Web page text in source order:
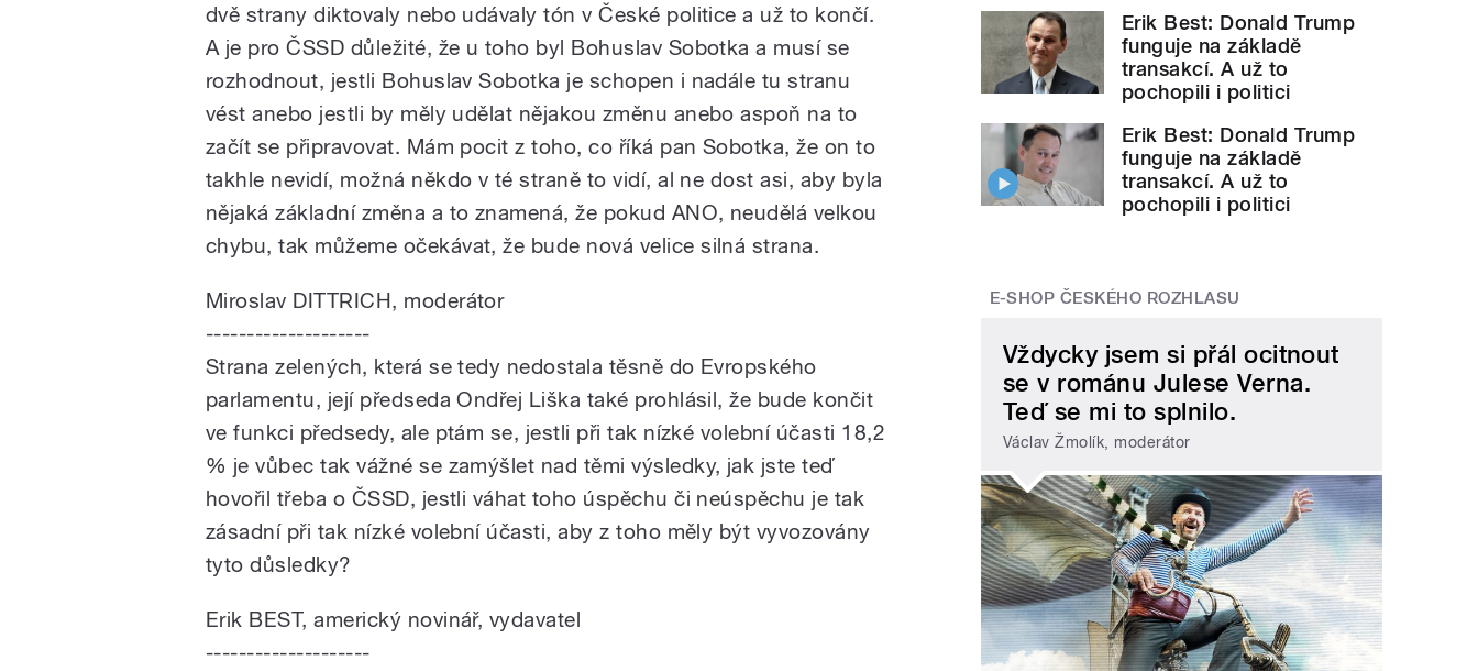
dvě strany diktovaly nebo udávaly tón v České politice a už to končí.
A je pro ČSSD důležité, že u toho byl Bohuslav Sobotka a musí se
rozhodnout, jestli Bohuslav Sobotka je schopen i nadále tu stranu
vést anebo jestli by měly udělat nějakou změnu anebo aspoň na to
začít se připravovat. Mám pocit z toho, co říká pan Sobotka, že on to
takhle nevidí, možná někdo v té straně to vidí, al ne dost asi, aby byla
nějaká základní změna a to znamená, že pokud ANO, neudělá velkou
chybu, tak můžeme očekávat, že bude nová velice silná strana.
Miroslav DITTRICH, moderátor
--------------------
Strana zelených, která se tedy nedostala těsně do Evropského
parlamentu, její předseda Ondřej Liška také prohlásil, že bude končit
ve funkci předsedy, ale ptám se, jestli při tak nízké volební účasti 18,2
% je vůbec tak vážné se zamýšlet nad těmi výsledky, jak jste teď
hovořil třeba o ČSSD, jestli váhat toho úspěchu či neúspěchu je tak
zásadní při tak nízké volební účasti, aby z toho měly být vyvozovány
tyto důsledky?
Erik BEST, americký novinář, vydavatel
--------------------
Erik Best: Donald Trump
funguje na základě
transakcí. A už to
pochopili i politici
Erik Best: Donald Trump
funguje na základě
transakcí. A už to
pochopili i politici
E-SHOP ČESKÉHO ROZHLASU
Vždycky jsem si přál ocitnout
se v románu Julese Verna.
Teď se mi to splnilo.
Václav Žmolík, moderátor